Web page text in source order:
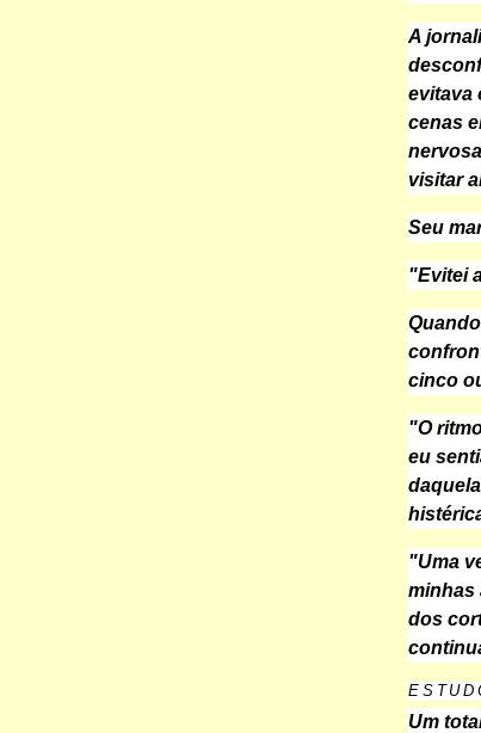
A
evitava
cenas
visitar
Seu
"Evitei
cinco
"O
eu
"Uma
minhas
dos
Um